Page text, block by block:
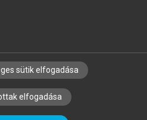
KÖNYVTÁROSOKNAK
ALAPELVEK
sütik elfogadása
elfogadása